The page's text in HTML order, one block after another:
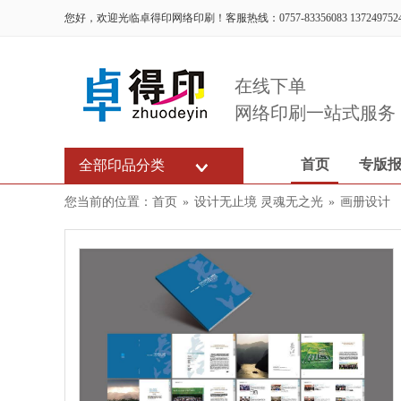
您好，欢迎光临卓得印网络印刷！客服热线：0757-83356083
在线下单
网络印刷一站式服务
全部印品分类 首页 专版
您当前的位置： 首页 » 设计无止境 灵魂无之光 » 画册设计